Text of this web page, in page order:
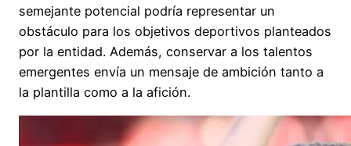
semejante potencial podría representar un
obstáculo para los objetivos deportivos planteados
por la entidad. Además, conservar a los talentos
emergentes envía un mensaje de ambición tanto a
la plantilla como a la afición.